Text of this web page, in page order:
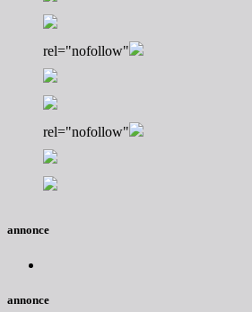
rel="nofollow"
rel="nofollow"
annonce
annonce